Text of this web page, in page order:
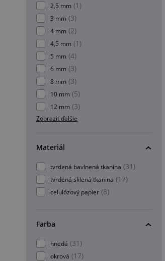
2,5 mm (1)
3 mm (3)
4 mm (2)
4,5 mm (1)
5 mm (4)
6 mm (3)
8 mm (3)
10 mm (5)
12 mm (3)
Zobraziť ďalšie
Materiál
tvrdená bavlnená tkanina (31)
tvrdená sklená tkanina (17)
celulózový papier (8)
Farba
hnedá (31)
okrová (17)